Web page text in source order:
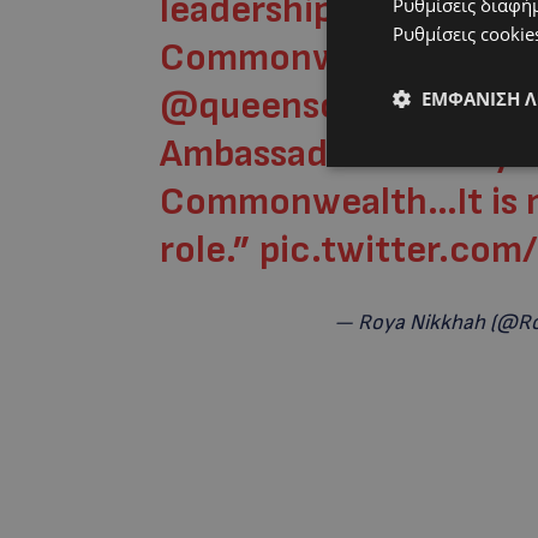
leadership and young
Commonwealth
@queenscomtrust
Ambassador. “I
Commonwealth…It is
role.”
— Roya Nikkhah
Ρυθμίσεις
ΕΜΦΆΝΙΣΗ